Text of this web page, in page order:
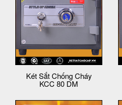
Két Sắt Chống Cháy
KCC 80 DM